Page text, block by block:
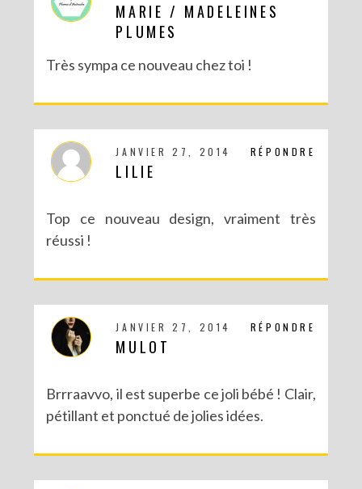
MARIE / MADELEINES
PLUMES
Très sympa ce nouveau chez toi !
RÉPONDRE
JANVIER 27, 2014
LILIE
Top ce nouveau design, vraiment très
réussi !
RÉPONDRE
JANVIER 27, 2014
MULOT
Brrraavvo, il est superbe ce joli bébé ! Clair,
pétillant et ponctué de jolies idées.